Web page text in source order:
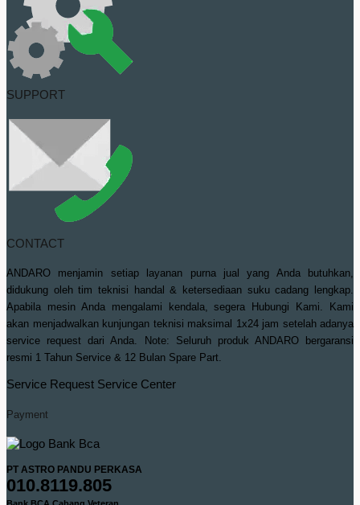
SUPPORT
CONTACT
ANDARO menjamin setiap layanan purna jual yang Anda butuhkan,
didukung oleh tim teknisi handal & ketersediaan suku cadang lengkap.
Apabila mesin Anda mengalami kendala, segera Hubungi Kami. Kami
akan menjadwalkan kunjungan teknisi maksimal 1x24 jam setelah adanya
service request dari Anda. Note: Seluruh produk ANDARO bergaransi
resmi 1 Tahun Service & 12 Bulan Spare Part.
Service Request Service Center
Payment
PT ASTRO PANDU PERKASA
010.8119.805